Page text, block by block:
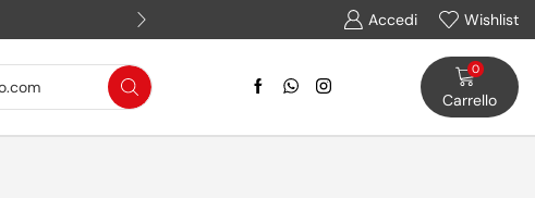
Assistenza WhatsApp: (+39)
Accedi Wishlist
0
Carrello